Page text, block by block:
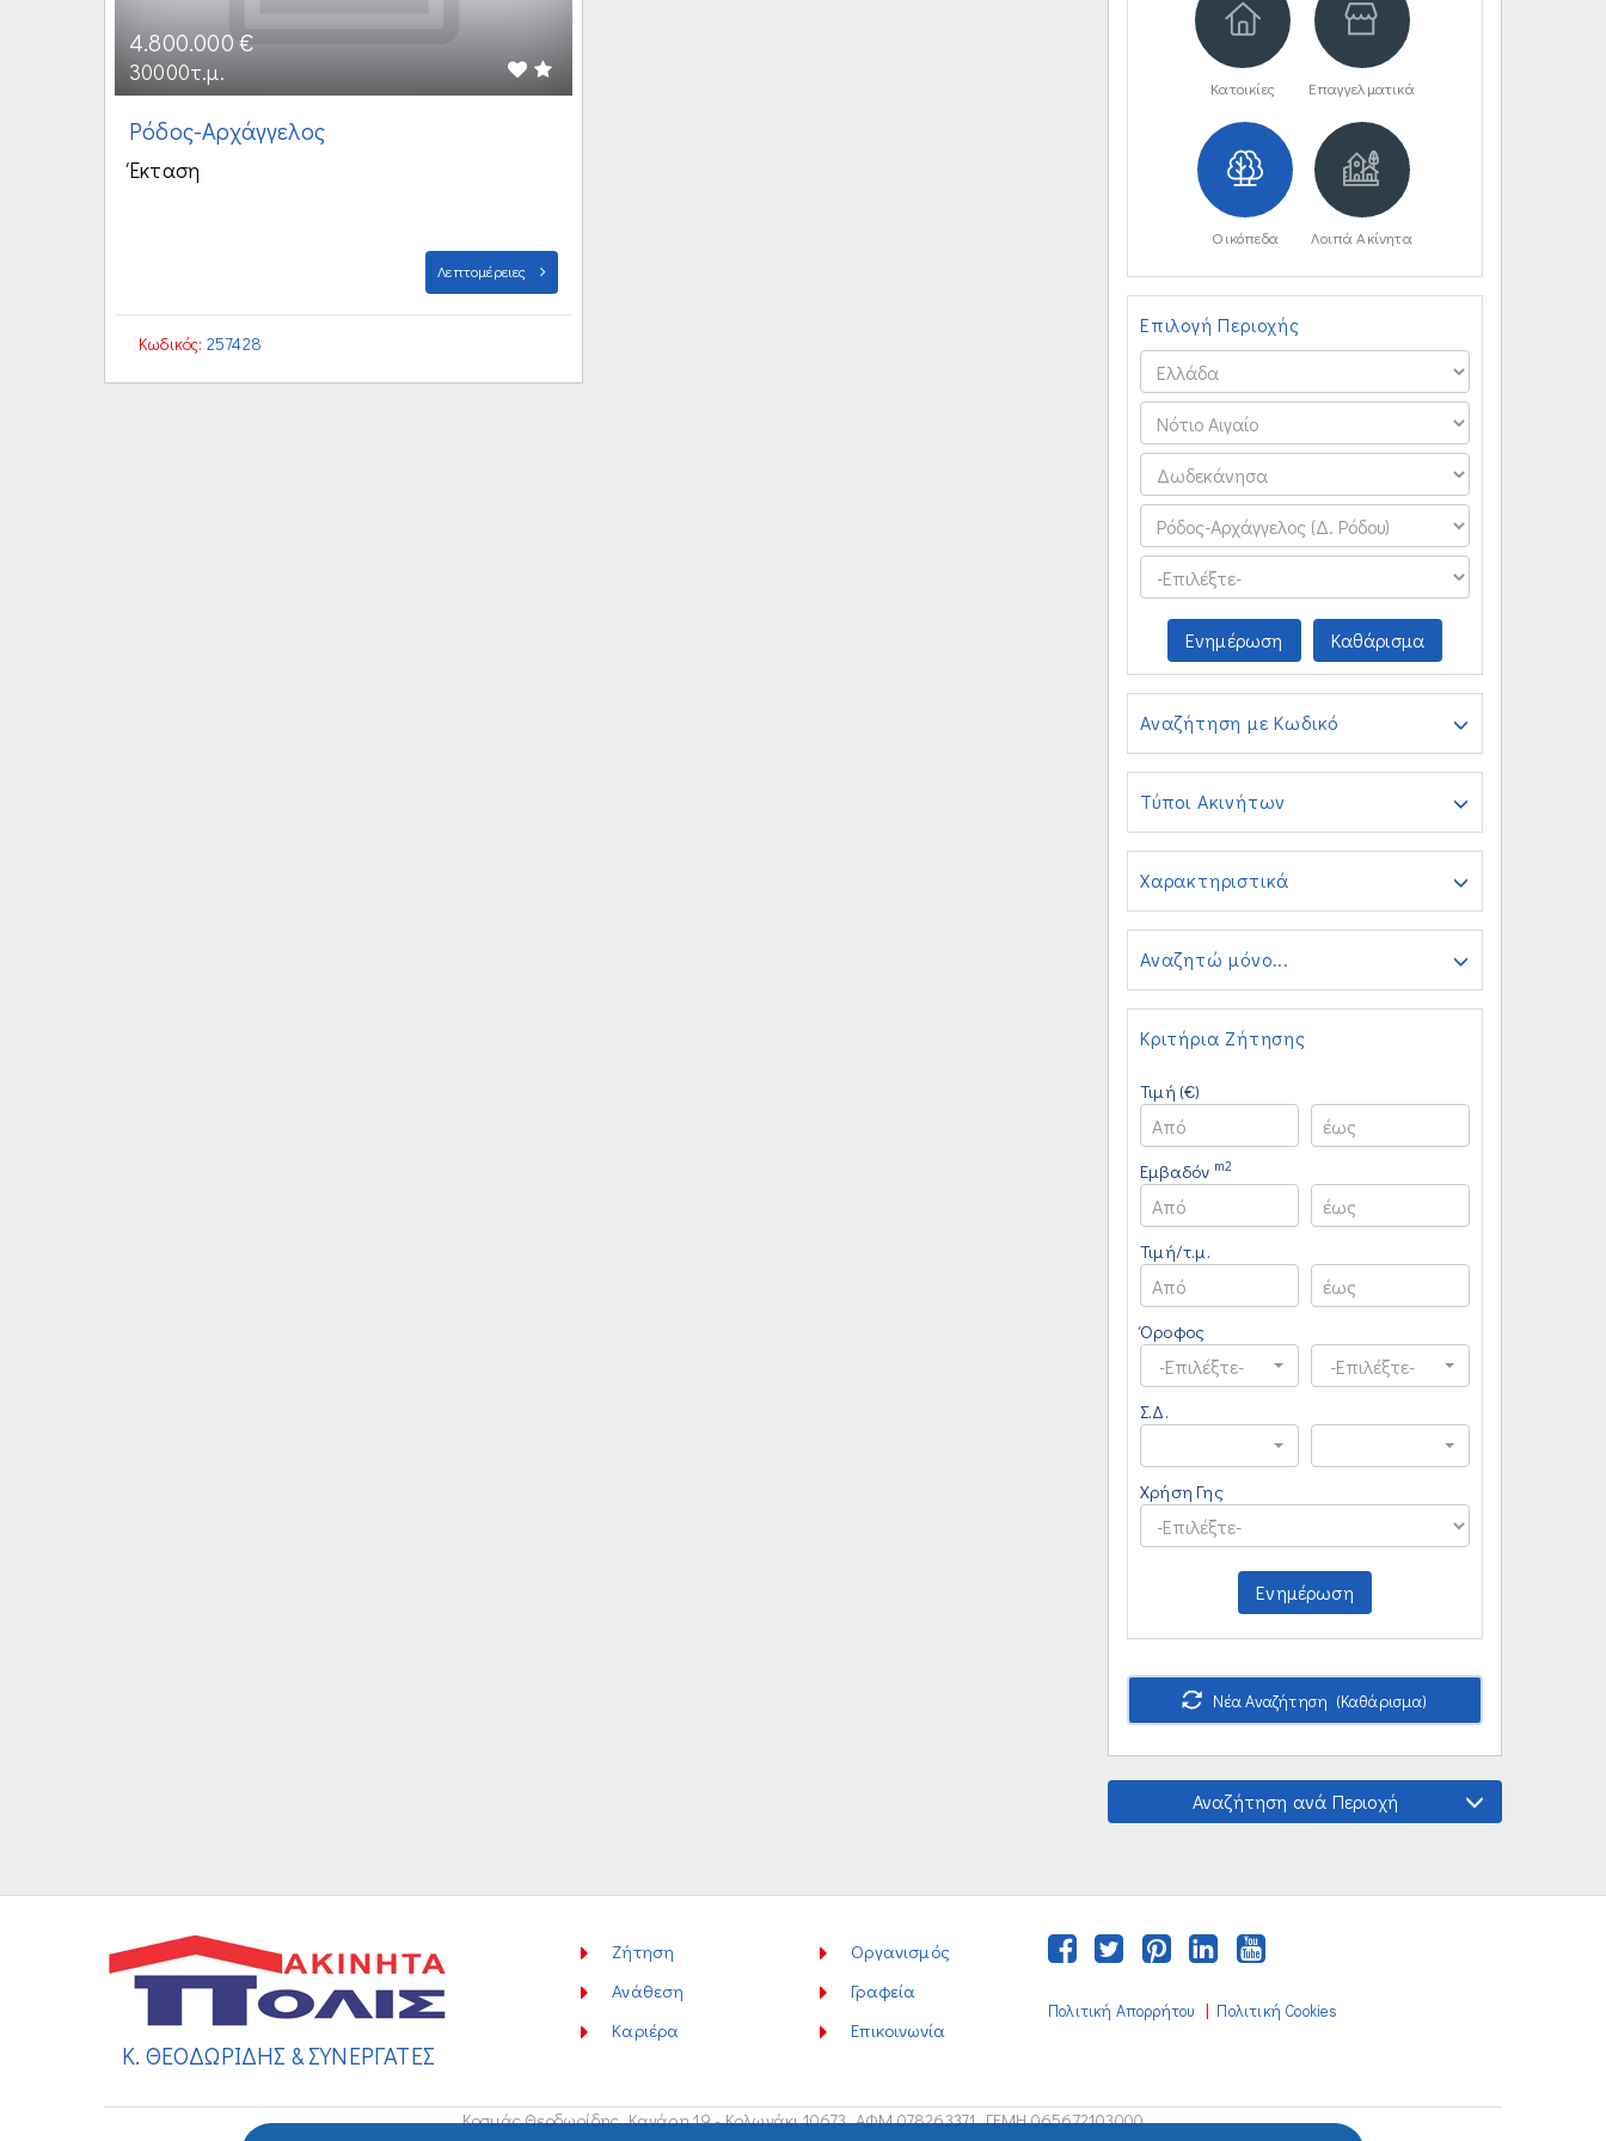
4.800.000 €
30000τ.μ.
Ρόδος-Αρχάγγελος
Έκταση
Λεπτομέρειες
Κωδικός: 257428
Κατοικίες Επαγγελματικά
Οικόπεδα Λοιπά Ακίνητα
Επιλογή Περιοχής
Ενημέρωση Καθάρισμα
Αναζήτηση με Κωδικό
Τύποι Ακινήτων
Χαρακτηριστικά
Αναζητώ μόνο...
Κριτήρια Ζήτησης
Τιμή (€)
Εμβαδόν m2
Τιμή/τ.μ.
Όροφος
-Επιλέξτε- -Επιλέξτε-
Σ.Δ.
Χρήση Γης
Ενημέρωση
Νέα Αναζήτηση (Καθάρισμα)
Αναζήτηση ανά Περιοχή
Κ. ΘΕΟΔΩΡΙΔΗΣ & ΣΥΝΕΡΓΑΤΕΣ
Ζήτηση
Ανάθεση
Καριέρα
Οργανισμός
Γραφεία
Επικοινωνία
Πολιτική Απορρήτου | Πολιτική Cookies
Κοσμάς Θεοδωρίδης, Κανάρη 19 - Κολωνάκι 10673,ΑΦΜ 078263371, ΓΕΜΗ 065672103000